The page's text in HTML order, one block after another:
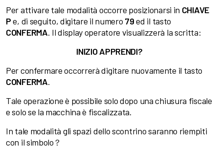
Per attivare tale modalità occorre posizionarsi in CHIAVE
Pe, di seguito, digitare il numero 79ed il tasto
CONFERMA. Il display operatore visualizzerà la scritta:
INIZIO APPRENDI?
Per confermare occorrerà digitare nuovamente il tasto
CONFERMA.
Tale operazione è possibile solo dopo una chiusura fiscale
e solo se la macchina è fiscalizzata.
In tale modalità gli spazi dello scontrino saranno riempiti
con il simbolo ?